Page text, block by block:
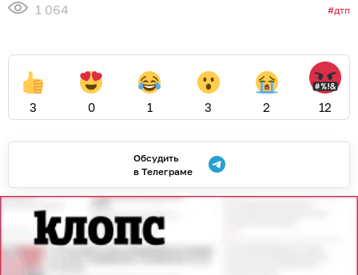
1 064 дтп
3 0 1 3 2 12
Обсудить
в Телеграме